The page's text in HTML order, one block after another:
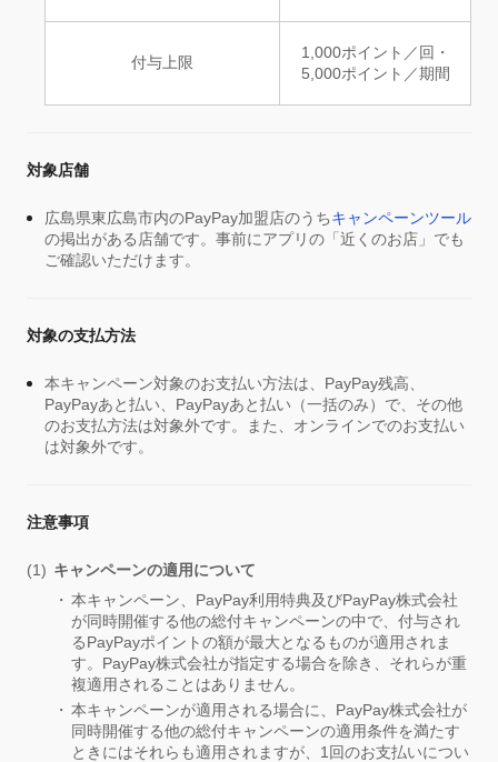
付与上限
1,000ポイント／回・
5,000ポイント／期間
対象店舗
広島県東広島市内のPayPay加盟店のうちキャンペーンツール
の掲出がある店舗です。事前にアプリの「近くのお店」でも
ご確認いただけます。
対象の支払方法
本キャンペーン対象のお支払い方法は、PayPay残高、
PayPayあと払い、PayPayあと払い（一括のみ）で、その他
のお支払方法は対象外です。また、オンラインでのお支払い
は対象外です。
注意事項
キャンペーンの適用について
本キャンペーン、PayPay利用特典及びPayPay株式会社
が同時開催する他の総付キャンペーンの中で、付与され
るPayPayポイントの額が最大となるものが適用されま
す。PayPay株式会社が指定する場合を除き、それらが重
複適用されることはありません。
本キャンペーンが適用される場合に、PayPay株式会社が
同時開催する他の総付キャンペーンの適用条件を満たす
ときにはそれらも適用されますが、1回のお支払いについ